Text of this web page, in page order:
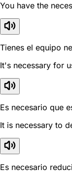
You have the
Tienes el equipo
It's necessary for
Es necesario que
It is necessary to
Es necesario